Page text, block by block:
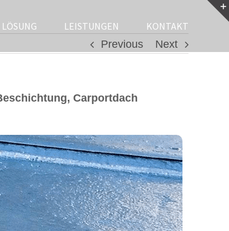
LÖSUNG LEISTUNGEN
KONTAKT
Previous
Next
Carportdach